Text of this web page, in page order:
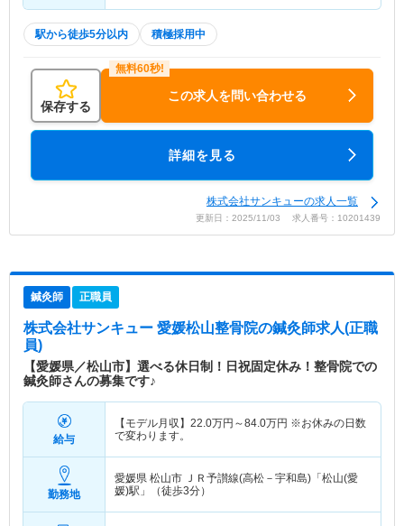
駅から徒歩5分以内 積極採用中
保存する
この求人を問い合わせる
詳細を見る
株式会社サンキューの求人一覧
更新日：2025/11/03 求人番号：10201439
鍼灸師 正職員
株式会社サンキュー 愛媛松山整骨院の鍼灸師求人(正職
員)
【愛媛県／松山市】選べる休日制！日祝固定休み！整骨院での
鍼灸師さんの募集です♪
給与
【モデル月収】 22.0万円～84.0万円 ※お休みの日数
で変わります。
勤務地
愛媛県 松山市 ＪＲ予讃線(高松－宇和島)「松山(愛
媛)駅」（徒歩3分）